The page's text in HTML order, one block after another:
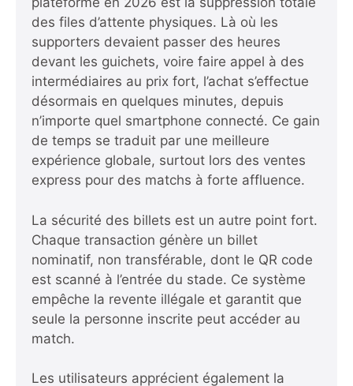
des files d’attente physiques. Là où les
supporters devaient passer des heures
devant les guichets, voire faire appel à des
intermédiaires au prix fort, l’achat s’effectue
désormais en quelques minutes, depuis
n’importe quel smartphone connecté. Ce gain
de temps se traduit par une meilleure
expérience globale, surtout lors des ventes
express pour des matchs à forte affluence.
La sécurité des billets est un autre point fort.
Chaque transaction génère un billet
nominatif, non transférable, dont le QR code
est scanné à l’entrée du stade. Ce système
empêche la revente illégale et garantit que
seule la personne inscrite peut accéder au
match.
Les utilisateurs apprécient également la